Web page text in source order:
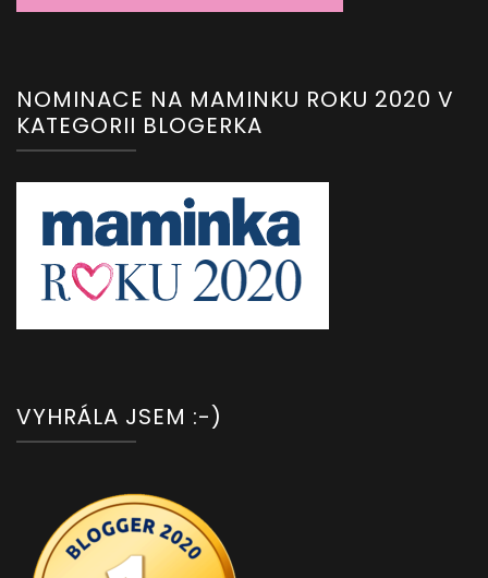
NOMINACE NA MAMINKU ROKU 2020 V
KATEGORII BLOGERKA
VYHRÁLA JSEM :-)